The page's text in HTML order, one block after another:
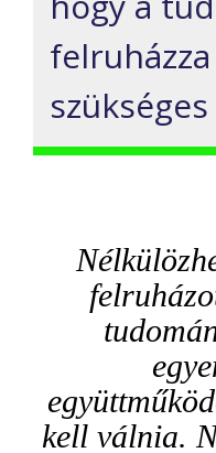
kell válnia.